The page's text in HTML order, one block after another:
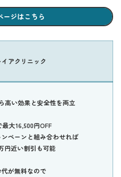
ジはこちら
イアクリニック
高い効果と安全性を両立
大16,500円OFF
ペーンと組み合わせれば
円近い割引も可能
が無料なので